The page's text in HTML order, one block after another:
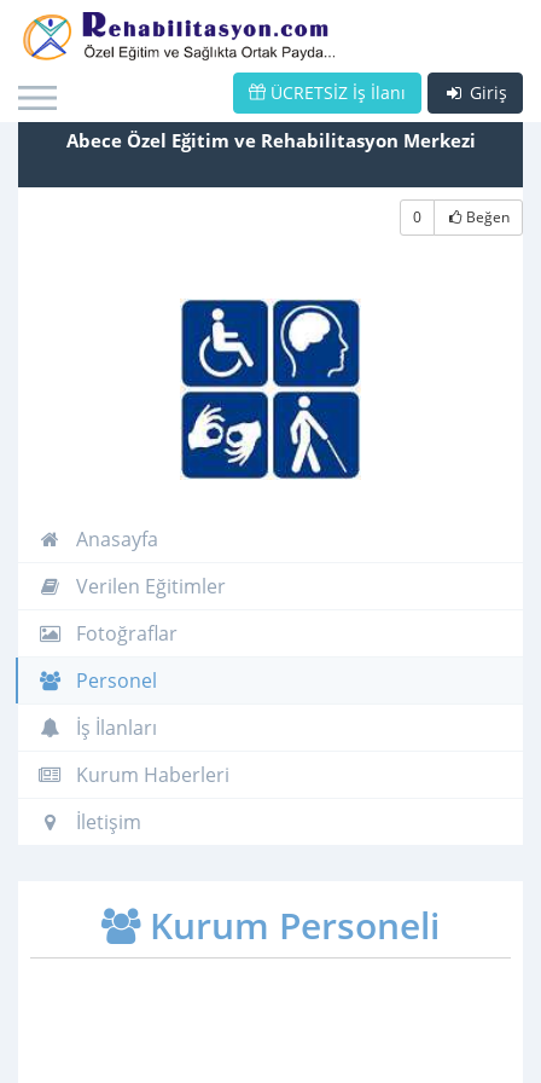
Giriş
ÜCRETSİZ İş İlanı
Abece Özel Eğitim ve Rehabilitasyon Merkezi
0 Beğen
Anasayfa
Verilen Eğitimler
Fotoğraflar
Personel
İş İlanları
Kurum Haberleri
İletişim
Kurum Personeli